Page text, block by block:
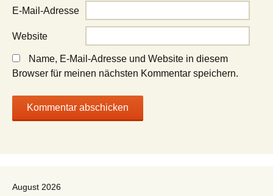
E-Mail-Adresse
Website
Name, E-Mail-Adresse und Website in diesem
Browser für meinen nächsten Kommentar speichern.
August 2026